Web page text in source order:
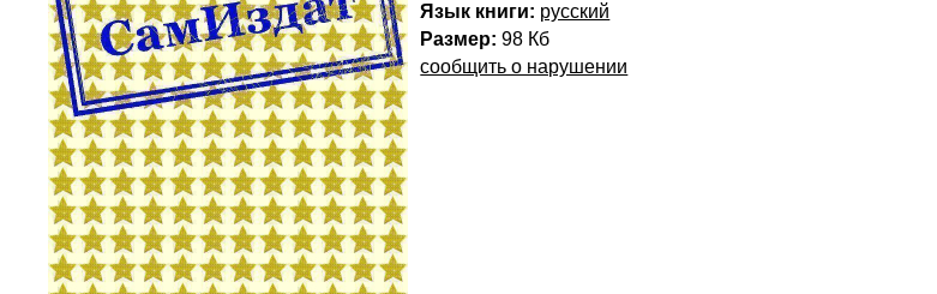
Язык книги: русский
Размер: 98 Кб
сообщить о нарушении